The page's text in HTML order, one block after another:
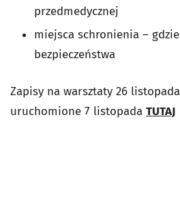
przedmedycznej
miejsca schronienia –
bezpieczeństwa
Zapisy na warsztaty 26
uruchomione 7 listopada TUTAJ